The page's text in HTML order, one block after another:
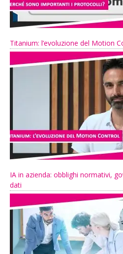
Titanium: l’evoluzione del Motion
IA in azienda: obblighi normativi,
dati